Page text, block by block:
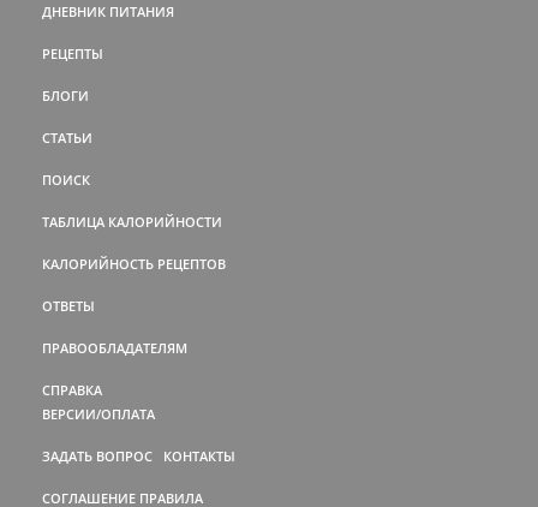
ДНЕВНИК ПИТАНИЯ
РЕЦЕПТЫ
БЛОГИ
СТАТЬИ
ПОИСК
ТАБЛИЦА КАЛОРИЙНОСТИ
КАЛОРИЙНОСТЬ РЕЦЕПТОВ
ОТВЕТЫ
ПРАВООБЛАДАТЕЛЯМ
СПРАВКА
ВЕРСИИ/ОПЛАТА
ЗАДАТЬ ВОПРОС КОНТАКТЫ
СОГЛАШЕНИЕ ПРАВИЛА